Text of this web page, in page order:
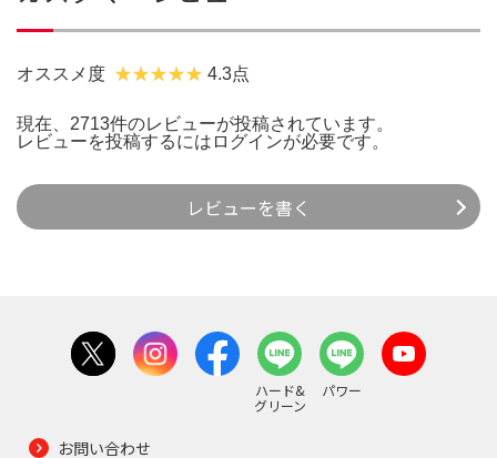
オススメ度 4.3点
現在、2713件のレビューが投稿されています。
レビューを投稿するには ログインが必要です。
レビューを書く
ハード&
グリーン
パワー
お問い合わせ